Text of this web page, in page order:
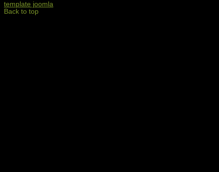
template joomla
Back to top